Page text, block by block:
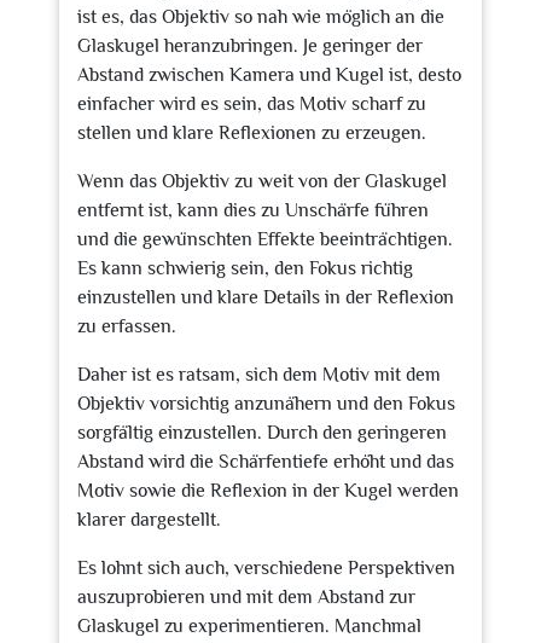
ist es, das Objektiv so nah wie möglich an die
Glaskugel heranzubringen. Je geringer der
Abstand zwischen Kamera und Kugel ist, desto
einfacher wird es sein, das Motiv scharf zu
stellen und klare Reflexionen zu erzeugen.
Wenn das Objektiv zu weit von der Glaskugel
entfernt ist, kann dies zu Unschärfe führen
und die gewünschten Effekte beeinträchtigen.
Es kann schwierig sein, den Fokus richtig
einzustellen und klare Details in der Reflexion
zu erfassen.
Daher ist es ratsam, sich dem Motiv mit dem
Objektiv vorsichtig anzunähern und den Fokus
sorgfältig einzustellen. Durch den geringeren
Abstand wird die Schärfentiefe erhöht und das
Motiv sowie die Reflexion in der Kugel werden
klarer dargestellt.
Es lohnt sich auch, verschiedene Perspektiven
auszuprobieren und mit dem Abstand zur
Glaskugel zu experimentieren. Manchmal